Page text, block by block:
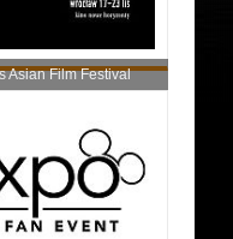
Asian Film Festival